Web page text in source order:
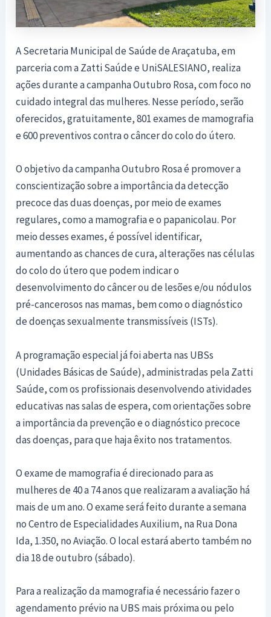
A Secretaria Municipal de Saúde de Araçatuba, em
parceria com a Zatti Saúde e UniSALESIANO, realiza
ações durante a campanha Outubro Rosa, com foco no
cuidado integral das mulheres. Nesse período, serão
oferecidos, gratuitamente, 801 exames de mamografia
e 600 preventivos contra o câncer do colo do útero.
O objetivo da campanha Outubro Rosa é promover a
conscientização sobre a importância da detecção
precoce das duas doenças, por meio de exames
regulares, como a mamografia e o papanicolau. Por
meio desses exames, é possível identificar,
aumentando as chances de cura, alterações nas células
do colo do útero que podem indicar o
desenvolvimento do câncer ou de lesões e/ou nódulos
pré-cancerosos nas mamas, bem como o diagnóstico
de doenças sexualmente transmissíveis (ISTs).
A programação especial já foi aberta nas UBSs
(Unidades Básicas de Saúde), administradas pela Zatti
Saúde, com os profissionais desenvolvendo atividades
educativas nas salas de espera, com orientações sobre
a importância da prevenção e o diagnóstico precoce
das doenças, para que haja êxito nos tratamentos.
O exame de mamografia é direcionado para as
mulheres de 40 a 74 anos que realizaram a avaliação há
mais de um ano. O exame será feito durante a semana
no Centro de Especialidades Auxilium, na Rua Dona
Ida, 1.350, no Aviação. O local estará aberto também no
dia 18 de outubro (sábado).
Para a realização da mamografia é necessário fazer o
agendamento prévio na UBS mais próxima ou pelo